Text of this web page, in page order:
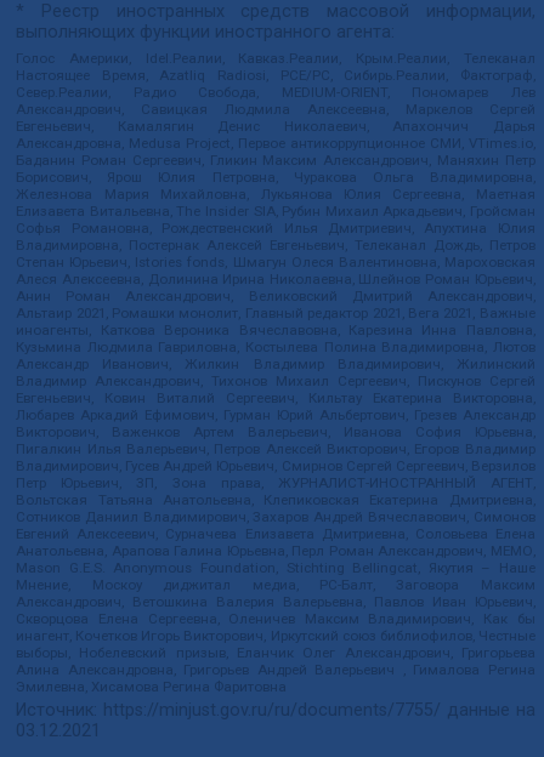
* Реестр иностранных средств массовой информации,
выполняющих функции иностранного агента:
Голос Америки, Idel.Реалии, Кавказ.Реалии, Крым.Реалии, Телеканал
Настоящее Время, Azatliq Radiosi, PCE/PC, Сибирь.Реалии, Фактограф,
Север.Реалии, Радио Свобода, MEDIUM-ORIENT, Пономарев Лев
Александрович, Савицкая Людмила Алексеевна, Маркелов Сергей
Евгеньевич, Камалягин Денис Николаевич, Апахончич Дарья
Александровна, Medusa Project, Первое антикоррупционное СМИ, VTimes.io,
Баданин Роман Сергеевич, Гликин Максим Александрович, Маняхин Петр
Борисович, Ярош Юлия Петровна, Чуракова Ольга Владимировна,
Железнова Мария Михайловна, Лукьянова Юлия Сергеевна, Маетная
Елизавета Витальевна, The Insider SIA, Рубин Михаил Аркадьевич, Гройсман
Софья Романовна, Рождественский Илья Дмитриевич, Апухтина Юлия
Владимировна, Постернак Алексей Евгеньевич, Телеканал Дождь, Петров
Степан Юрьевич, Istories fonds, Шмагун Олеся Валентиновна, Мароховская
Алеся Алексеевна, Долинина Ирина Николаевна, Шлейнов Роман Юрьевич,
Анин Роман Александрович, Великовский Дмитрий Александрович,
Альтаир 2021, Ромашки монолит, Главный редактор 2021, Вега 2021, Важные
иноагенты, Каткова Вероника Вячеславовна, Карезина Инна Павловна,
Кузьмина Людмила Гавриловна, Костылева Полина Владимировна, Лютов
Александр Иванович, Жилкин Владимир Владимирович, Жилинский
Владимир Александрович, Тихонов Михаил Сергеевич, Пискунов Сергей
Евгеньевич, Ковин Виталий Сергеевич, Кильтау Екатерина Викторовна,
Любарев Аркадий Ефимович, Гурман Юрий Альбертович, Грезев Александр
Викторович, Важенков Артем Валерьевич, Иванова София Юрьевна,
Пигалкин Илья Валерьевич, Петров Алексей Викторович, Егоров Владимир
Владимирович, Гусев Андрей Юрьевич, Смирнов Сергей Сергеевич, Верзилов
Петр Юрьевич, ЗП, Зона права, ЖУРНАЛИСТ-ИНОСТРАННЫЙ АГЕНТ,
Вольтская Татьяна Анатольевна, Клепиковская Екатерина Дмитриевна,
Сотников Даниил Владимирович, Захаров Андрей Вячеславович, Симонов
Евгений Алексеевич, Сурначева Елизавета Дмитриевна, Соловьева Елена
Анатольевна, Арапова Галина Юрьевна, Перл Роман Александрович, МЕМО,
Mason G.E.S. Anonymous Foundation, Stichting Bellingcat, Якутия – Наше
Мнение, Москоу диджитал медиа, РС-Балт, Заговора Максим
Александрович, Ветошкина Валерия Валерьевна, Павлов Иван Юрьевич,
Скворцова Елена Сергеевна, Оленичев Максим Владимирович, Как бы
инагент, Кочетков Игорь Викторович, Иркутский союз библиофилов, Честные
выборы, Нобелевский призыв, Еланчик Олег Александрович, Григорьева
Алина Александровна, Григорьев Андрей Валерьевич , Гималова Регина
Эмилевна, Хисамова Регина Фаритовна
Источник: https://minjust.gov.ru/ru/documents/7755/ данные на
03.12.2021